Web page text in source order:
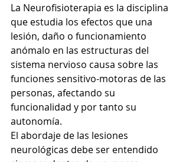
La Neurofisioterapia es la disciplina
que estudia los efectos que una
lesión, daño o funcionamiento
anómalo en las estructuras del
sistema nervioso causa sobre las
funciones sensitivo-motoras de las
personas, afectando su
funcionalidad y por tanto su
autonomía.
El abordaje de las lesiones
neurológicas debe ser entendido